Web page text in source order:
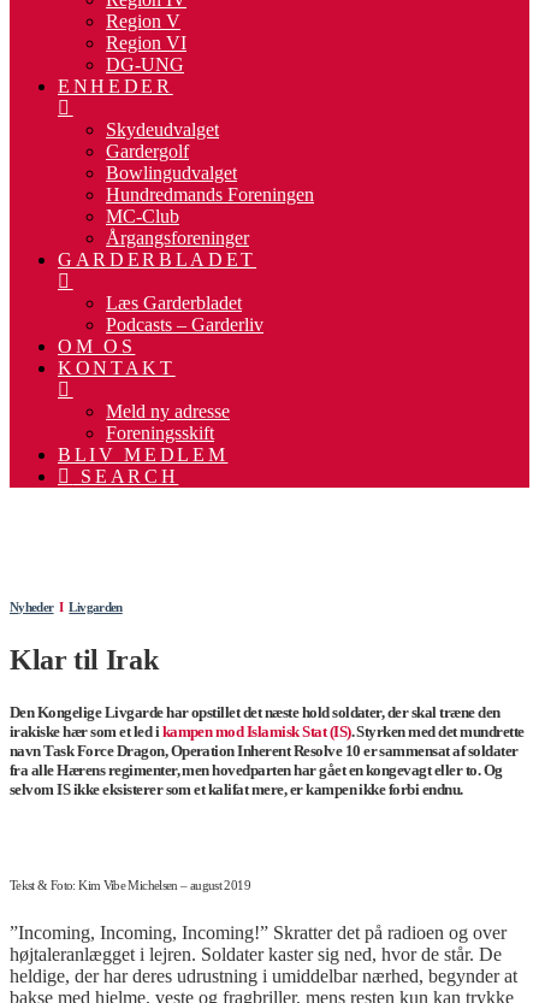
Region V
Region VI
DG-UNG
ENHEDER
Skydeudvalget
Gardergolf
Bowlingudvalget
Hundredmands Foreningen
MC-Club
Årgangsforeninger
GARDERBLADET
Læs Garderbladet
Podcasts – Garderliv
OM OS
KONTAKT
Meld ny adresse
Foreningsskift
BLIV MEDLEM
SEARCH
NyhederΙLivgarden
Klar til Irak
Den Kongelige Livgarde har opstillet det næste hold soldater, der skal træne den
irakiske hær som et led ikampen mod Islamisk Stat (IS). Styrken med det mundrette
navn Task Force Dragon, Operation Inherent Resolve 10 er sammensat af soldater
fra alle Hærens regimenter, men hovedparten har gået en kongevagt eller to. Og
selvom IS ikke eksisterer som et kalifat mere, er kampen ikke forbi endnu.
Tekst & Foto: Kim Vibe Michelsen – august 2019
”Incoming, Incoming, Incoming!” Skratter det på radioen og over
højtaleranlægget i lejren. Soldater kaster sig ned, hvor de står. De
heldige, der har deres udrustning i umiddelbar nærhed, begynder at
bakse med hjelme, veste og fragbriller, mens resten kun kan trykke